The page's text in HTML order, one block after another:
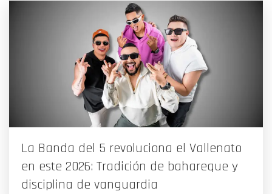
La Banda del 5 revoluciona el Vallenato
en este 2026: Tradición de bahareque y
disciplina de vanguardia